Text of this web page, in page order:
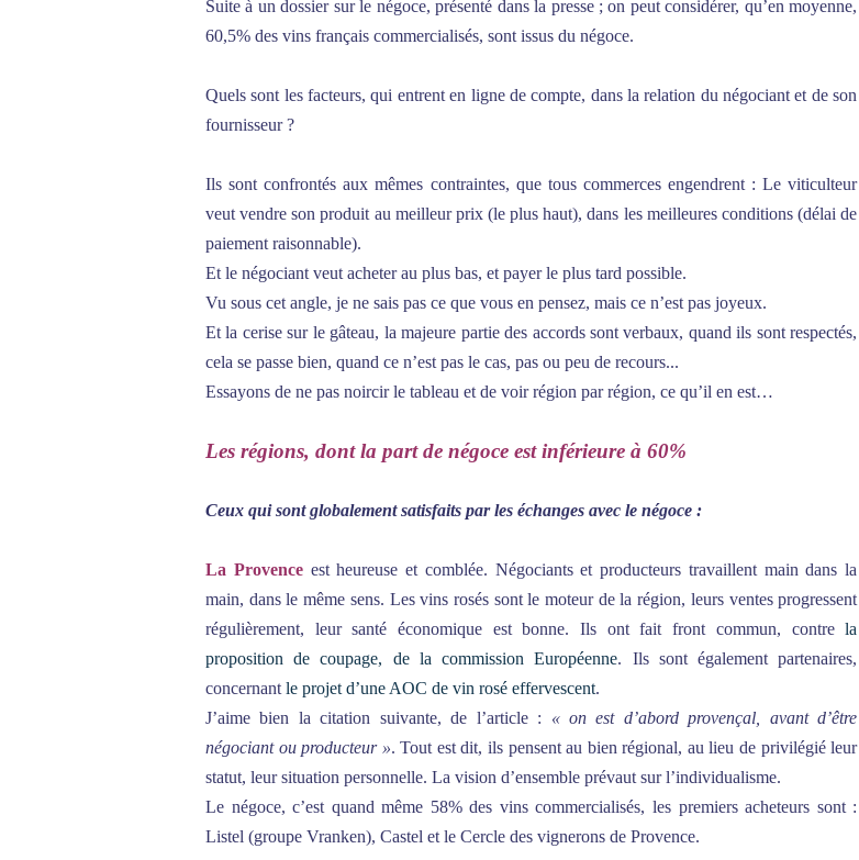
Suite à un dossier sur le négoce, présenté dans la presse ; on peut considérer, qu’en moyenne,
60,5% des vins français commercialisés, sont issus du négoce.
Quels sont les facteurs, qui entrent en ligne de compte, dans la relation du négociant et de son
fournisseur ?
Ils sont confrontés aux mêmes contraintes, que tous commerces engendrent : Le viticulteur
veut vendre son produit au meilleur prix (le plus haut), dans les meilleures conditions (délai de
paiement raisonnable).
Et le négociant veut acheter au plus bas, et payer le plus tard possible.
Vu sous cet angle, je ne sais pas ce que vous en pensez, mais ce n’est pas joyeux.
Et la cerise sur le gâteau, la majeure partie des accords sont verbaux, quand ils sont respectés,
cela se passe bien, quand ce n’est pas le cas, pas ou peu de recours...
Essayons de ne pas noircir le tableau et de voir région par région, ce qu’il en est…
Les régions, dont la part de négoce est inférieure à 60%
Ceux qui sont globalement satisfaits par les échanges avec le négoce :
La Provenceest heureuse et comblée. Négociants et producteurs travaillent main dans la
main, dans le même sens. Les vins rosés sont le moteur de la région, leurs ventes progressent
régulièrement, leur santé économique est bonne. Ils ont fait front commun, contrela
proposition de coupage, de la commission Européenne. Ils sont également partenaires,
concernant le projet d’une AOC de vin rosé effervescent.
J’aime bien la citation suivante, de l’article : « on est d’abord provençal, avant d’être
négociant ou producteur ». Tout est dit, ils pensent au bien régional, au lieu de privilégié leur
statut, leur situation personnelle. La vision d’ensemble prévaut sur l’individualisme.
Le négoce, c’est quand même 58% des vins commercialisés, les premiers acheteurs sont :
Listel (groupe Vranken), Castel et le Cercle des vignerons de Provence.